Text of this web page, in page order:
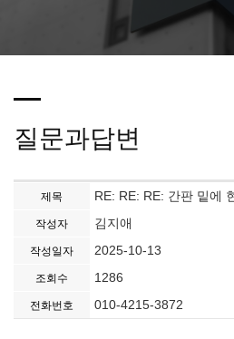
질문과답변
제목 RE: RE: RE: 간판 밑에
작성자 김지애
작성일자 2025-10-13
조회수 1286
전화번호 010-4215-3872